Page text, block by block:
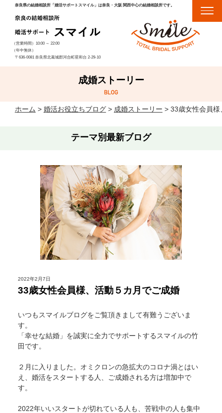
奈良県の結婚相談所「婚活サポートスマイル」は奈良・大阪 関西中心の結婚相談所です。
（営業時間）10:00 ～22:00
（年中無休）
〒636-0081 奈良県北葛城郡河合町星和台 2-29-10
成婚ストーリー
ホーム > 婚活お役立ちブログ> 成婚ストーリー > 33歳女性会員
テーマ別最新ブログ
2022年2月7日
33歳女性会員様、活動５カ月でご成婚
いつもスマイルブログをご覧頂きまして有難うございま
す。
「幸せな結婚」を誠実に全力でサポートするスマイルの竹
田です。
２月に入りました。オミクロンの急拡大のコロナ渦とはい
え、婚活をスタートする人、ご成婚される方は増加中で
す。
2022年いいスタートが切れている人も、苦戦中の人も集中